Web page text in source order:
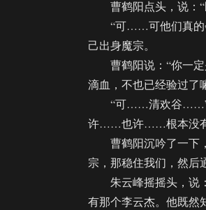
曹鹤阳点头，说：“
“可……可他们真的会
己出身魔宗。
曹鹤阳说：“你一定
滴血，不也已经验过了
“可……清欢谷……”朱
许……也许……根本没有
曹鹤阳沉吟了一下，
宗，那稳住我们，然后
朱云峰摇摇头，说
有那个李云杰。他既然